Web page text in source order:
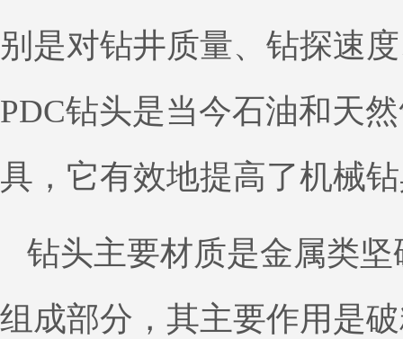
别是对钻井质量、钻探速
PDC钻头是当今石油和天
具，它有效地提高了机械
钻头主要材质是金属类
组成部分，其主要作用是